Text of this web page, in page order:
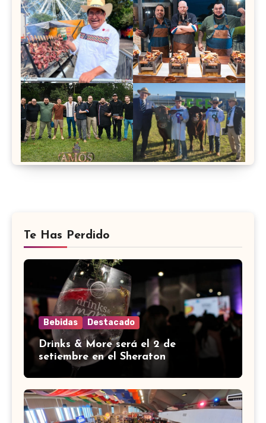
Te Has Perdido
Bebidas Destacado
Drinks & More será el 2 de
setiembre en el Sheraton